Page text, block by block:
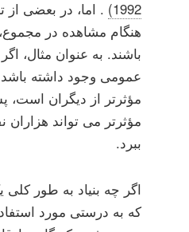
1992) . اما، در بعضی
هنگام مشاهده در
باشند. به عنوان مثال،
عمومی وجود داشته
مؤثرتر از دیگران است،
مؤثرتر می تواند هزاران
ببرد.
اگر چه بنیاد به طور
که به درستی مورد